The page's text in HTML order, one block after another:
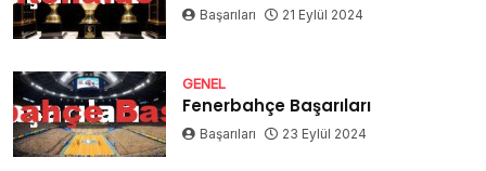
Başarıları 21 Eylül 2024
GENEL
Fenerbahçe Başarıları
Başarıları 23 Eylül 2024